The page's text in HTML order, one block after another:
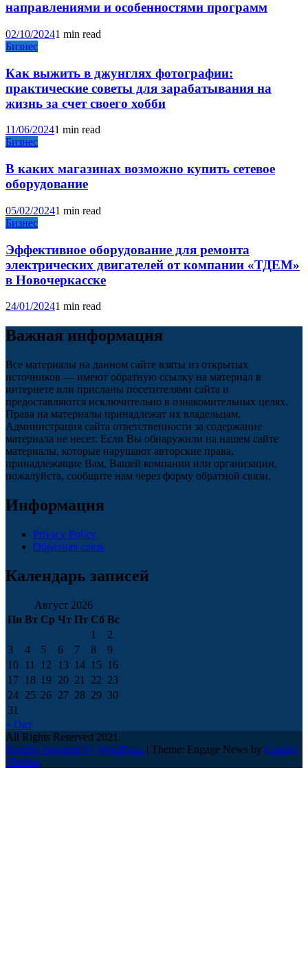
направлениями и особенностями программ
02/10/20241 min read
Бизнес
Как выжить в джунглях фотографии:
практические советы для зарабатывания на
жизнь за счет своего хобби
11/06/20241 min read
Бизнес
В каких магазинах возможно купить сетевое
оборудование
05/02/20241 min read
Бизнес
Эффективное оборудование для ремонта
электрических двигателей от компании «ТДЕМ»
в Новочеркасске
24/01/20241 min read
Важная информация
Все материалы на данном сайте взяты из открытых
источников — имеют обратную ссылку на материал в
интернете или присланы посетителями сайта и
предоставляются исключительно в ознакомительных целях.
Права на материалы принадлежат их владельцам.
Администрация сайта ответственности за содержание
материала не несет. Если Вы обнаружили на нашем сайте
материалы, которые нарушают авторские права,
принадлежащие Вам, Вашей компании или организации,
пожалуйста, сообщите нам через форму обратной связи.
Информация
Privacy Policy
Обратная связь
Календарь записей
Август 2026
Пн Вт Ср Чт Пт Сб Вс
1
2
3
4 5 6 7 8
9
10 11 12 13 14 15 16
17 18 19 20 21 22 23
24 25 26 27 28 29 30
31
« Окт
All Rights Reserved 2021.
Proudly powered by WordPress | Theme: Engage News by Candid
Themes.